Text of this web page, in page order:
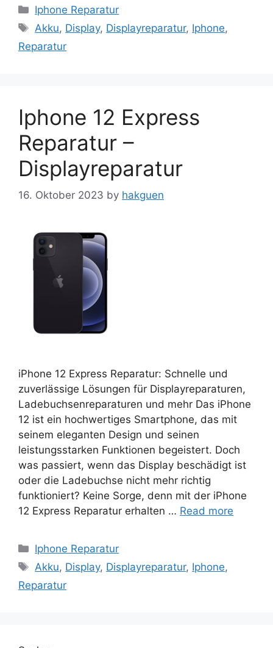
Categories
Iphone Reparatur
Tags
Akku, Display, Displayreparatur, Iphone,
Reparatur
Iphone 12 Express
Reparatur –
Displayreparatur
16. Oktober 2023 by hakguen
iPhone 12 Express Reparatur: Schnelle und
zuverlässige Lösungen für Displayreparaturen,
Ladebuchsenreparaturen und mehr Das iPhone
12 ist ein hochwertiges Smartphone, das mit
seinem eleganten Design und seinen
leistungsstarken Funktionen begeistert. Doch
was passiert, wenn das Display beschädigt ist
oder die Ladebuchse nicht mehr richtig
funktioniert? Keine Sorge, denn mit der iPhone
12 Express Reparatur erhalten … Read more
Categories
Iphone Reparatur
Tags
Akku, Display, Displayreparatur, Iphone,
Reparatur